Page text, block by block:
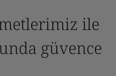
ile
güvence